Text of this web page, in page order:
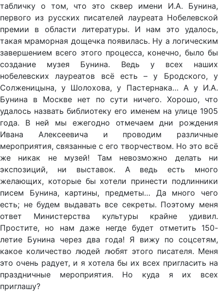
табличку о том, что это сквер имени И.А. Бунина,
первого из русских писателей лауреата Нобелевской
премии в области литературы. И нам это удалось,
такая мраморная дощечка появилась. Ну а логическим
завершением всего этого процесса, конечно, было бы
создание музея Бунина. Ведь у всех наших
нобелевских лауреатов всё есть – у Бродского, у
Солженицына, у Шолохова, у Пастернака… А у И.А.
Бунина в Москве нет по сути ничего. Хорошо, что
удалось назвать библиотеку его именем на улице 1905
года. В ней мы ежегодно отмечаем дни рождения
Ивана Алексеевича и проводим различные
мероприятия, связанные с его творчеством. Но это всё
же никак не музей! Там невозможно делать ни
экспозиций, ни выставок. А ведь есть много
желающих, которые бы хотели принести подлинники
писем Бунина, картины, предметы… Да много чего
есть; не будем выдавать все секреты. Поэтому меня
ответ Министерства культуры крайне удивил.
Простите, но нам даже негде будет отметить 150-
летие Бунина через два года! Я вижу по соцсетям,
какое количество людей любят этого писателя. Меня
это очень радует, и я хотела бы их всех пригласить на
праздничные мероприятия. Но куда я их всех
приглашу?